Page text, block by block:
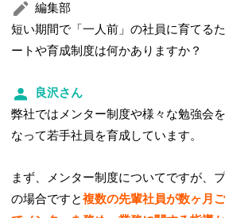
編集部
短い期間で「一人前」の社員に育てる
ートや育成制度は何かありますか？
良沢さん
弊社ではメンター制度や様々な勉強会
なって若手社員を育成しています。
まず、メンター制度についてですが、
の場合ですと複数の先輩社員が数ヶ月